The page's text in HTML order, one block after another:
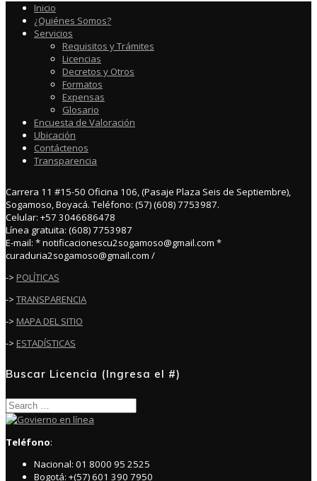
Inicio
¿Quiénes Somos?
Servicios
Requisitos y Trámites
Licencias
Decretos y Otros
Formatos
Expensas
Glosario
Encuesta de Valoración
Ubicación
Contáctenos
Transparencia
Carrera 11 #15-50 Oficina 106, (Pasaje Plaza Seis de Septiembre),
Sogamoso, Boyacá. Teléfono: (57) (608) 7753987.
Celular: +57 3046686478
Línea gratuita: (608) 7753987
E-mail: * notificacionescu2sogamoso@gmail.com *
curaduria2sogamoso@gmail.com /
-> POLÍTICAS
-> TRANSPARENCIA
-> MAPA DEL SITIO
-> ESTADÍSTICAS
Buscar Licencia (Ingresa el #)
Search
for:
Teléfono:
Nacional: 01 8000 95 2525
Bogotá: +(57) 601 390 7950